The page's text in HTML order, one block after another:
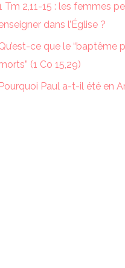
Tm 2,11-15 : les femmes
dans l’Église ?
ce que le “baptême
(1 Co 15,29)
Pourquoi Paul a-t-il été en